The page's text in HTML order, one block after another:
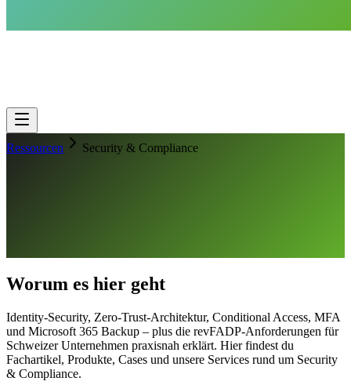
Ressourcen Security & Compliance
Worum es hier geht
Identity-Security, Zero-Trust-Architektur, Conditional Access, MFA
und Microsoft 365 Backup – plus die revFADP-Anforderungen für
Schweizer Unternehmen praxisnah erklärt. Hier findest du
Fachartikel, Produkte, Cases und unsere Services rund um Security
& Compliance.